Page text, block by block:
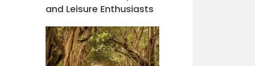
and Leisure Enthusiasts